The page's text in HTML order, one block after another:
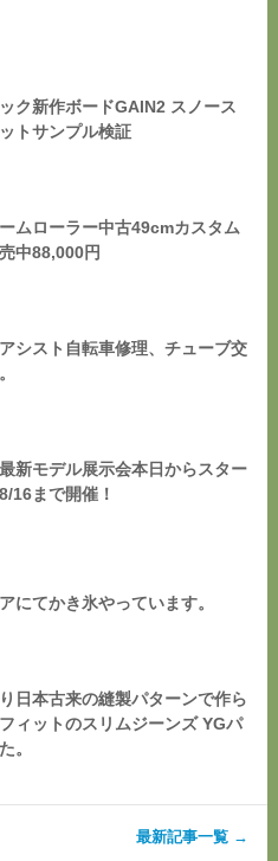
ク新作ボードGAIN2 スノース
トサンプル検証
ムローラー中古49cmカスタム
中88,000円
シスト自転車修理、チューブ交
新モデル展示会本日からスター
16まで開催！
にてかき氷やっています。
日本古来の縫製パターンで作ら
ィットのスリムジーンズ YGパ
。
最新記事一覧 →